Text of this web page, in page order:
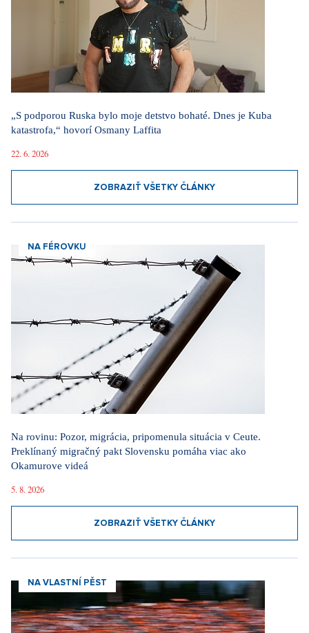
„S podporou Ruska bylo moje detstvo bohaté. Dnes je Kuba
katastrofa,“ hovorí Osmany Laffita
22. 6. 2026
ZOBRAZIŤ VŠETKY ČLÁNKY
NA FÉROVKU
Na rovinu: Pozor, migrácia, pripomenula situácia v Ceute.
Preklínaný migračný pakt Slovensku pomáha viac ako
Okamurove videá
5. 8. 2026
ZOBRAZIŤ VŠETKY ČLÁNKY
NA VLASTNÍ PĚST